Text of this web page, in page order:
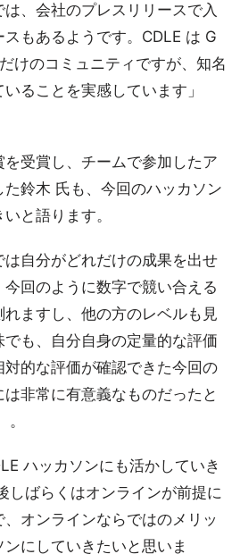
、会社のプレスリリースで入
もあるようです。CDLE は G
けのコミュニティですが、知名
ることを実感しています」
受賞し、チームで参加したア
鈴木 氏も、今回のハッカソン
と語ります。
は自分がどれだけの成果を出せ
回のように数字で競い合える
れますし、他の方のレベルも見
でも、自分自身の定量的な評価
対的な評価が確認できた今回の
非常に有意義なものだったと
ハッカソンにも活かしていき
しばらくはオンラインが前提に
オンラインならではのメリッ
ンにしていきたいと思いま